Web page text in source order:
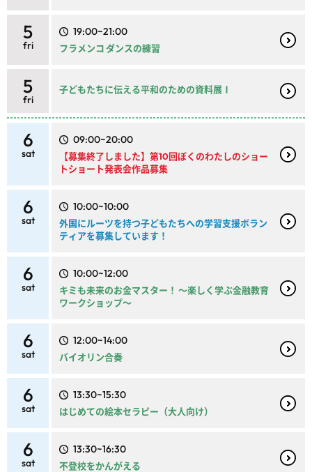
5
fri
19:00~21:00
フラメンコ ダンスの練習
5
fri
子どもたちに伝える平和のための資料展Ⅰ
6
sat
09:00~20:00
【募集終了しました】第10回ぼくのわたしのショー
トショート発表会作品募集
6
sat
10:00~10:00
外国にルーツを持つ子どもたちへの学習支援ボラン
ティアを募集しています！
6
sat
10:00~12:00
キミも未来のお金マスター！ ～楽しく学ぶ金融教育
ワークショップ～
6
sat
12:00~14:00
バイオリン合奏
6
sat
13:30~15:30
はじめての絵本セラピー（大人向け）
6
sat
13:30~16:30
不登校をかんがえる